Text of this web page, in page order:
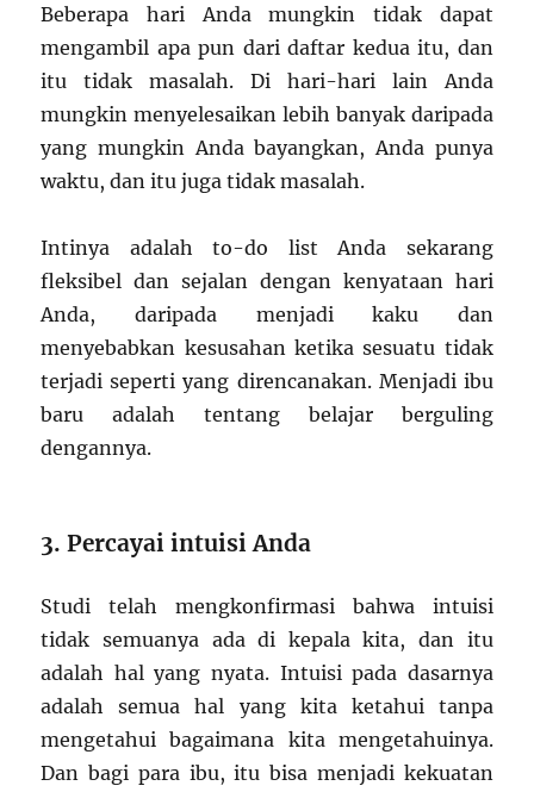
Beberapa hari Anda mungkin tidak dapat
mengambil apa pun dari daftar kedua itu, dan
itu tidak masalah. Di hari-hari lain Anda
mungkin menyelesaikan lebih banyak daripada
yang mungkin Anda bayangkan, Anda punya
waktu, dan itu juga tidak masalah.
Intinya adalah to-do list Anda sekarang
fleksibel dan sejalan dengan kenyataan hari
Anda, daripada menjadi kaku dan
menyebabkan kesusahan ketika sesuatu tidak
terjadi seperti yang direncanakan. Menjadi ibu
baru adalah tentang belajar berguling
dengannya.
3. Percayai intuisi Anda
Studi telah mengkonfirmasi bahwa intuisi
tidak semuanya ada di kepala kita, dan itu
adalah hal yang nyata. Intuisi pada dasarnya
adalah semua hal yang kita ketahui tanpa
mengetahui bagaimana kita mengetahuinya.
Dan bagi para ibu, itu bisa menjadi kekuatan